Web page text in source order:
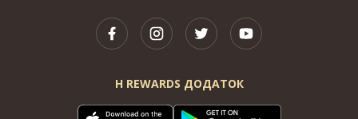
H REWARDS ДОДАТОК